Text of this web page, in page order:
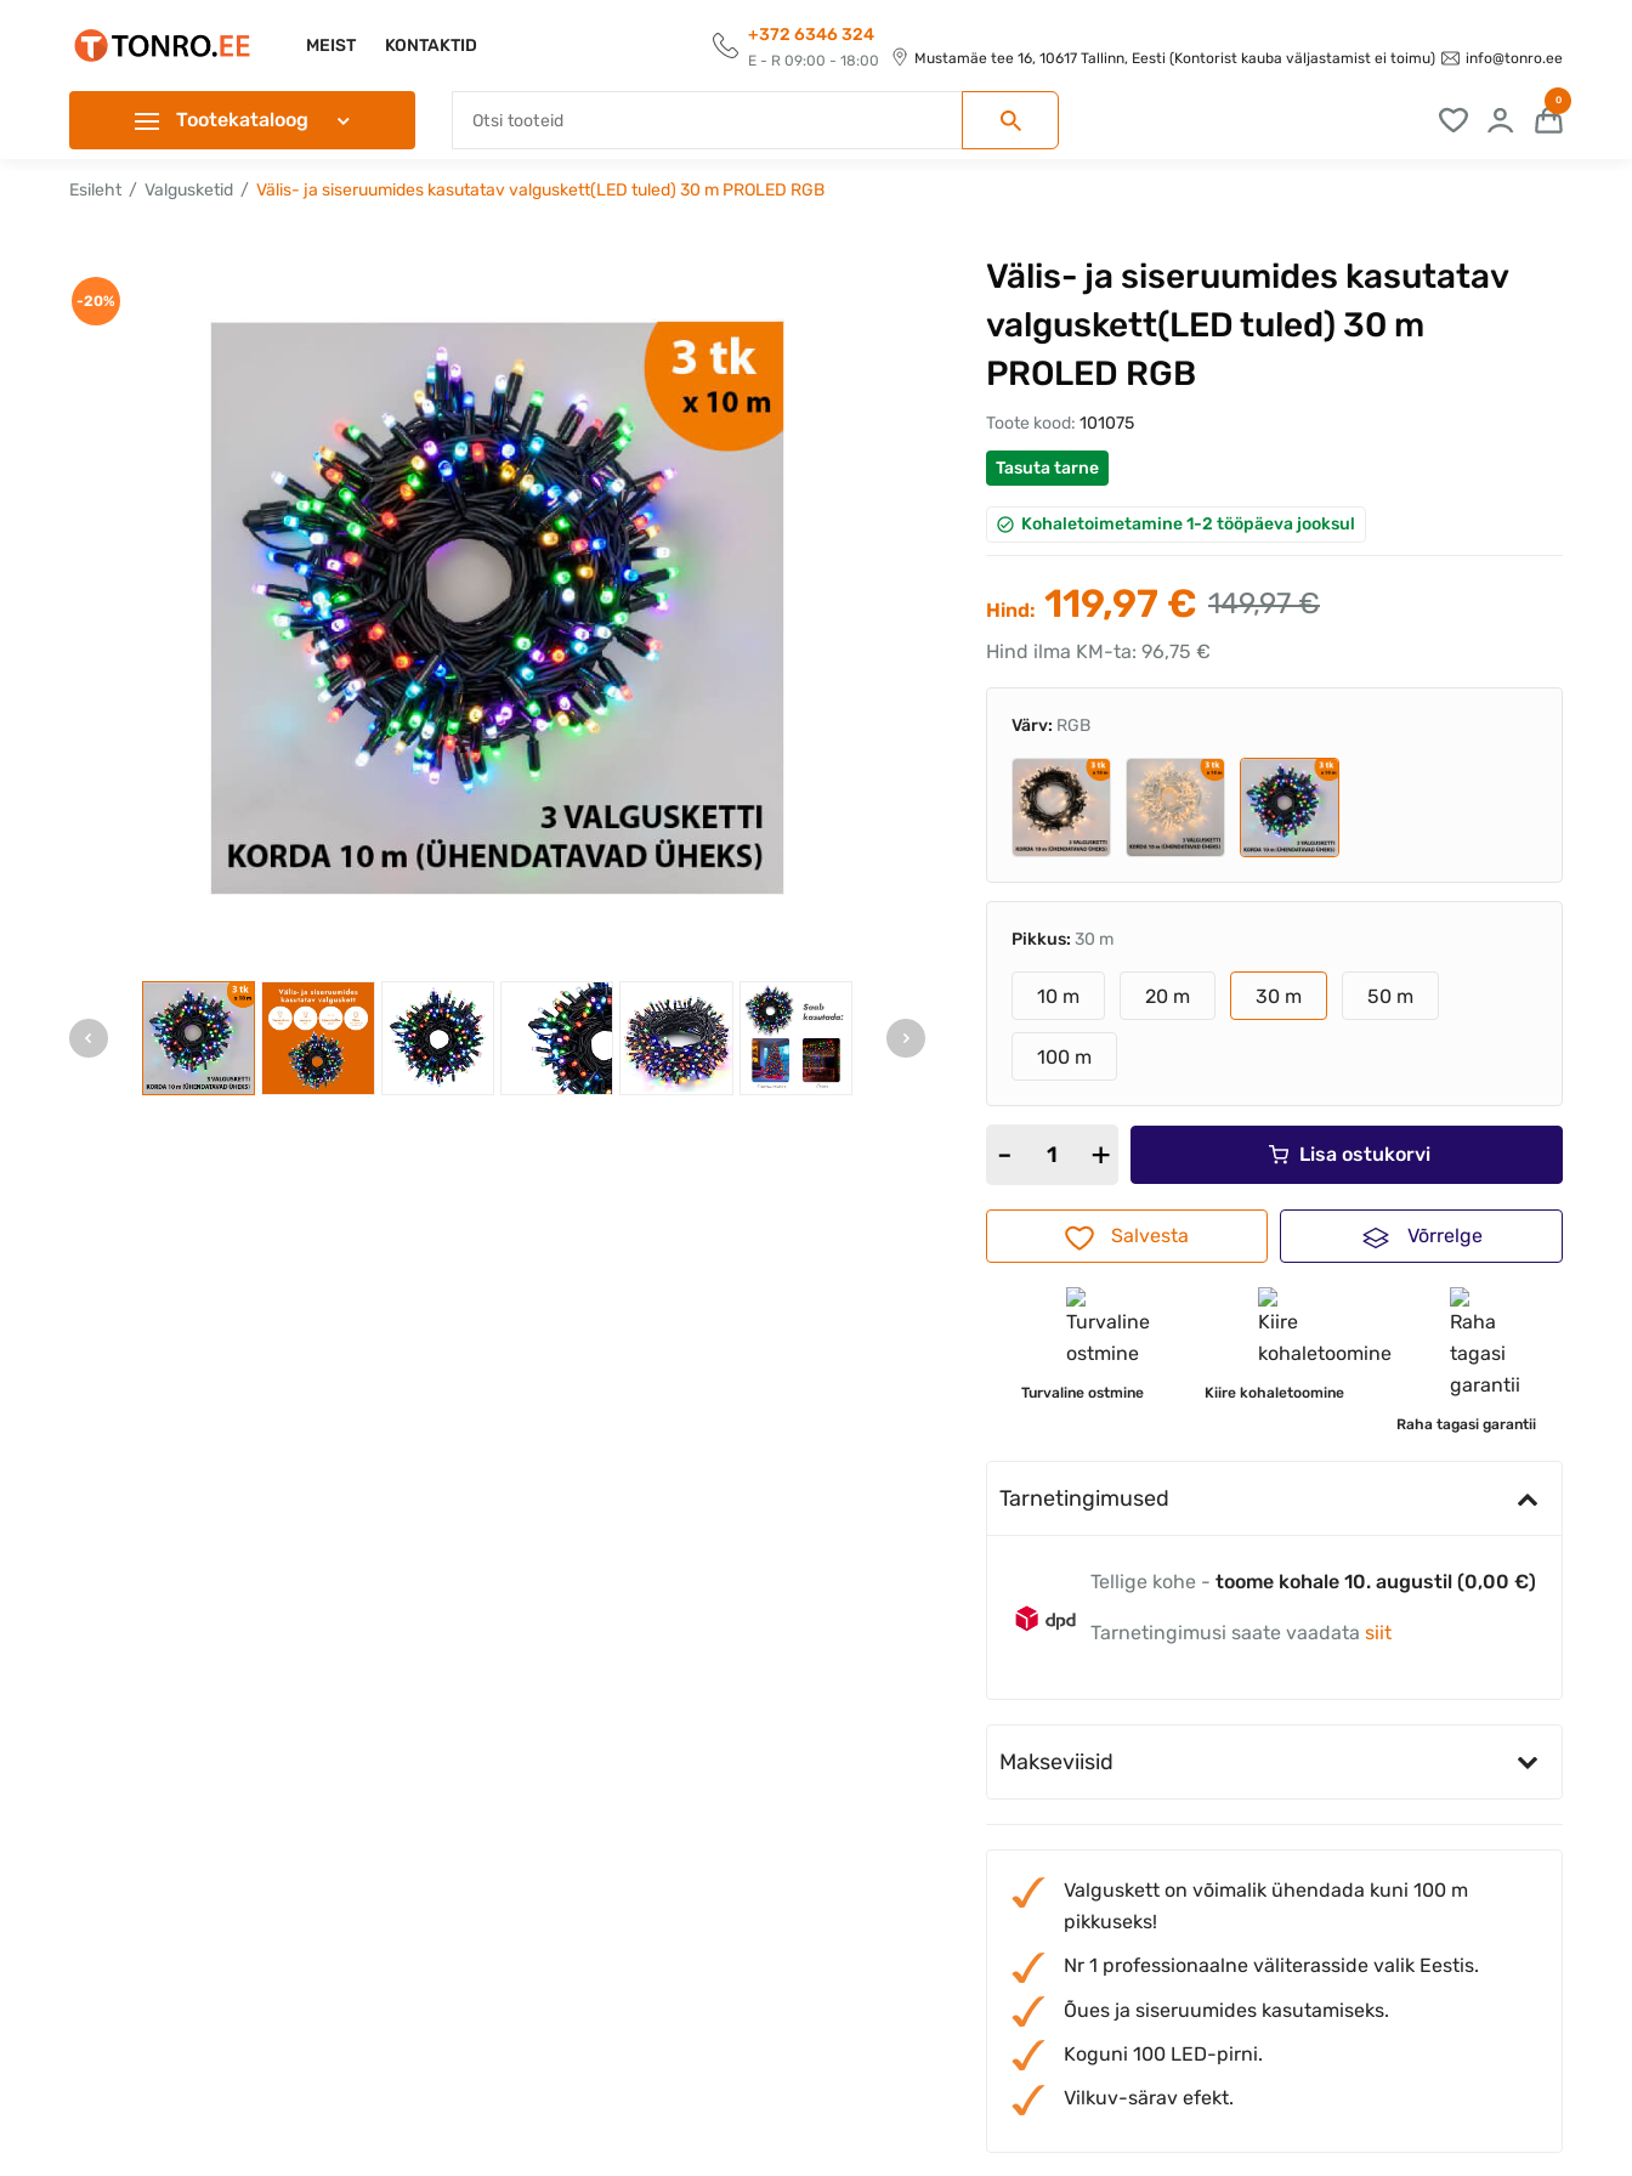
MEIST KONTAKTID
+372 6346 324
E - R 09:00 - 18:00 Mustamäe tee 16, 10617 Tallinn, Eesti (Kontorist kauba väljastamist ei toimu) info@tonro.ee
Tootekataloog
0
Esileht Valgusketid Välis- ja siseruumides kasutatav valguskett(LED tuled) 30 m PROLED RGB
-20%
Välis- ja siseruumides kasutatav
valguskett(LED tuled) 30 m
PROLED RGB
Toote kood: 101075
Tasuta tarne
Kohaletoimetamine 1-2 tööpäeva jooksul
Hind: 119,97 € 149,97 €
Hind ilma KM-ta: 96,75 €
Värv: RGB
Pikkus: 30 m
10 m 20 m 30 m 50 m
100 m
Lisa ostukorvi
Salvesta Võrrelge
Turvaline ostmine
Kiire kohaletoomine
Raha tagasi garantii
Tarnetingimused
Tellige kohe -toome kohale 10. augustil (0,00 €)
Tarnetingimusi saate vaadatasiit
Makseviisid
Valguskett on võimalik ühendada kuni 100 m
pikkuseks!
Nr 1 professionaalne väliterasside valik Eestis.
Õues ja siseruumides kasutamiseks.
Koguni 100 LED-pirni.
Vilkuv-särav efekt.